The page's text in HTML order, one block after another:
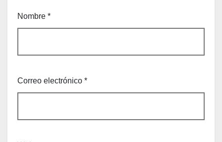
Nombre *
Correo electrónico *